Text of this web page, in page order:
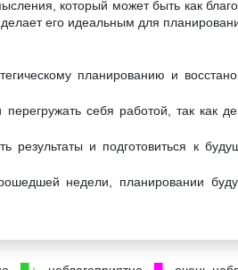
который может быть как
его идеальным для
планированию и
себя работой, так как
результаты и подготовиться к
недели, планировании